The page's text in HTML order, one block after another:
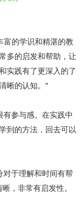
富的学识和精湛的教
多的启发和帮助，让
实践有了更深入的了
晰的认知。"
参与感。在实践中
到的方法，回去可以
于理解和时间有帮
，非常有启发性。